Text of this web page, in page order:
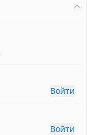
Войти
Войти